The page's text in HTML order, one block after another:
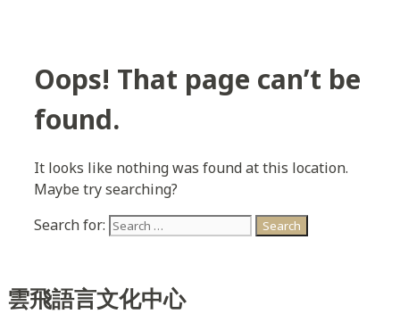
Oops! That page can’t be
found.
It looks like nothing was found at this location.
Maybe try searching?
Search for:
雲飛語言文化中心